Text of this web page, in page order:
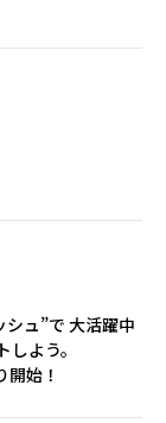
ュ”で 大活躍中
よう。
始！